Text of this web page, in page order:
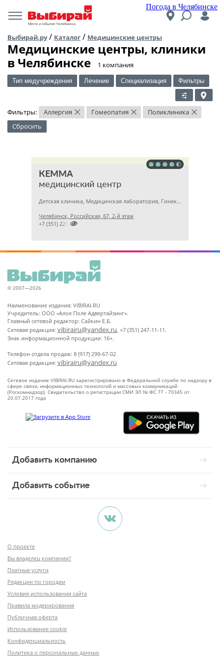
Погода в Челябинске
Места и события Челябинска
Выбирай.ру/ Каталог / Медицинские центры
Медицинские центры, клиники
в Челябинске
​1 компания
Тип медучреждения Лечение Специализация Фильтры
Фильтры: Аллергия × Гомеопатия × Поликлиника ×
Сбросить
КЕММА
медицинский центр
Детская клиника, Медицинская лаборатория, Гинекология
Челябинск, Российская, 67, 2-й этаж

+7 (351) 2256145
© 2007—2026
Наименование издания: VIBIRAI.RU
Учредитель: ООО «Алое Поле Адвертайзинг».
Главный сетевой редактор: Сайкин Е.Б.
Сетевая редакция: vibirairu@yandex.ru, +7 (351) 247-11-11.
Знак информационной продукции: 16+.
Телефон отдела продаж: 8 (917) 299-67-02
Сетевая редакция: vibirairu@yandex.ru
Сетевое издание VIBIRAI.RU зарегистрировано в Федеральной службе по надзору в
сфере связи, информационных технологий и массовых коммуникаций
(Роскомнадзор). Свидетельство о регистрации СМИ ЭЛ № ФС 77 - 70345 от
20.07.2017 года
Добавить компанию
Добавить событие
О проекте
Вы владелец компании?
Платные услуги
Редакции по городам
Условия использования сайта
Правила модерирования
Публичная оферта
Использование cookie
Конфиденциальность
Политика о персональных данных